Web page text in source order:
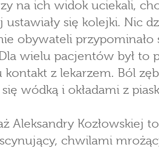
na ich widok uciekali,
ustawiały się kolejki. Nic
obywateli przypominało
wielu pacjentów był to
kontakt z lekarzem. Ból
się wódką i okładami z
Aleksandry Kozłowskiej
chwilami